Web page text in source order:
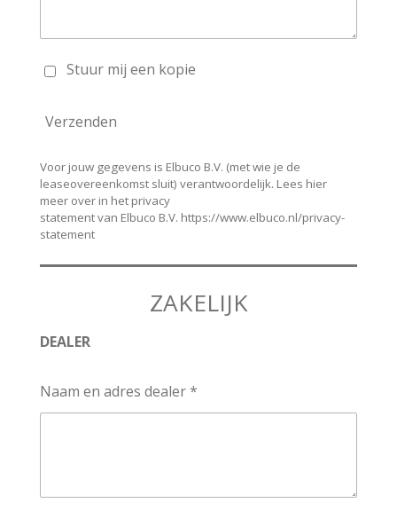
Stuur mij een kopie
Verzenden
Voor jouw gegevens is Elbuco B.V. (met wie je de
leaseovereenkomst sluit) verantwoordelijk. Lees hier
meer over in het privacy
statement van Elbuco B.V. https://www.elbuco.nl/privacy-
statement
ZAKELIJK
DEALER
Naam en adres dealer *